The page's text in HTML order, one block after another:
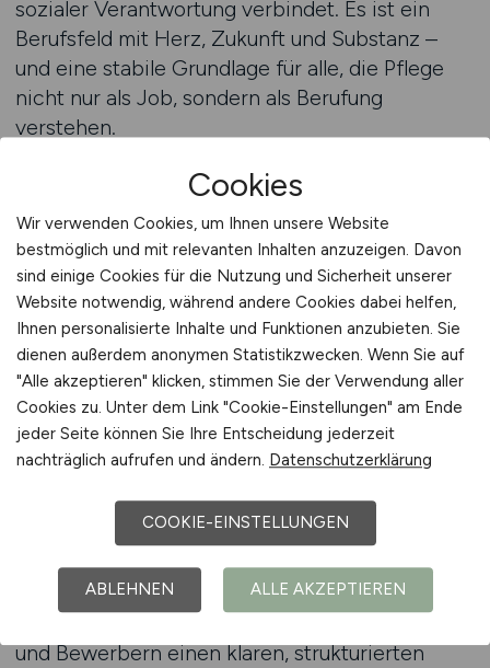
sozialer Verantwortung verbindet. Es ist ein
Berufsfeld mit Herz, Zukunft und Substanz –
und eine stabile Grundlage für alle, die Pflege
nicht nur als Job, sondern als Berufung
verstehen.
Stellenanzeigen auf PFLEGEDIENST finden
PFLEGEDIENST.JOBS hilft bei der
Stellensuche
Pflegekräfte stehen heute vor einer paradoxen
Situation: Die Nachfrage nach Fachpersonal ist
so hoch wie nie, doch die Suche nach dem
passenden Arbeitgeber gestaltet sich oft
schwieriger als gedacht. Viele Bewerber sind
mit unübersichtlichen Jobportalen,
nichtssagenden Anzeigen und langwierigen
Bewerbungsprozessen konfrontiert. Genau hier
setzt PFLEGEDIENST.JOBS an – als
spezialisierte Karriereplattform, die
und Bewerbern einen klaren, strukturierten
Cookies
Wir verwenden Cookies, um Ihnen unsere Website
bestmöglich und mit relevanten Inhalten anzuzeigen. Davon
sind einige Cookies für die Nutzung und Sicherheit unserer
Website notwendig, während andere Cookies dabei helfen,
Ihnen personalisierte Inhalte und Funktionen anzubieten. Sie
dienen außerdem anonymen Statistikzwecken. Wenn Sie auf
"Alle akzeptieren" klicken, stimmen Sie der Verwendung aller
Cookies zu. Unter dem Link "Cookie-Einstellungen" am Ende
jeder Seite können Sie Ihre Entscheidung jederzeit
nachträglich aufrufen und ändern. Datenschutzerklärung
COOKIE-EINSTELLUNGEN
ABLEHNEN ALLE AKZEPTIEREN